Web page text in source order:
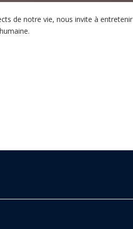
de notre vie, nous invite à entretenir